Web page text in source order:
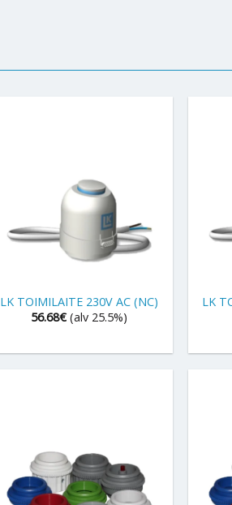
LK TOIMILAITE 230V AC (NC)
56.68€ (alv 25.5%)
LK